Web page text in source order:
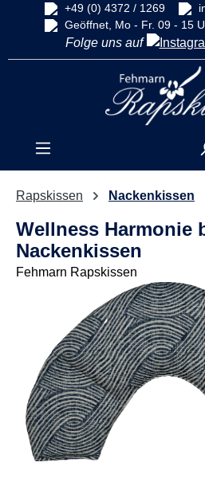
springen
+49 (0) 4372 / 1269
Geöffnet, Mo - Fr. 09 - 15
Folge uns auf
Rapskissen Nackenkissen
Wellness Harmonie
Nackenkissen
Fehmarn Rapskissen
Bildergalerie überspringen